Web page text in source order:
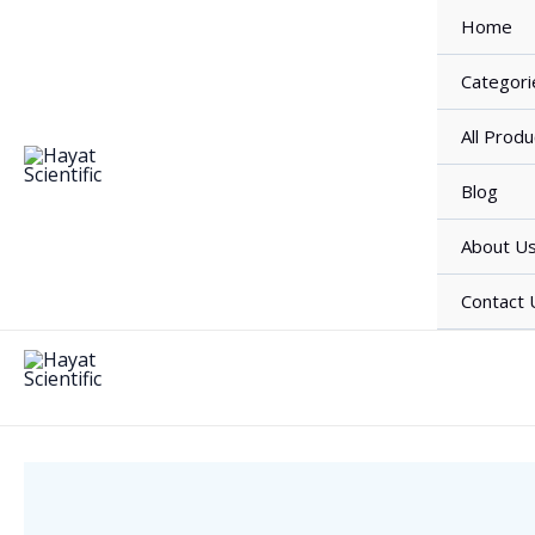
Home
All
Blog
About Us
Contact